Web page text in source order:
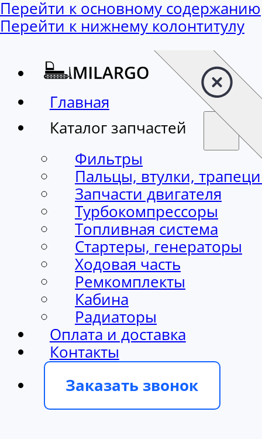
Перейти к основному содержанию
Перейти к нижнему колонтитулу
Главная
Каталог запчастей
Фильтры
Пальцы, втулки,
Запчасти двигателя
Турбокомпрессоры
Топливная система
Стартеры, генераторы
Ходовая часть
Ремкомплекты
Кабина
Радиаторы
Оплата и доставка
Контакты
Заказать звонок